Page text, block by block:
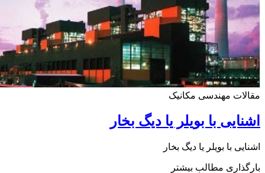
مهندسی مکانیک
با بویلر یا دیگ بخار
با بویلر یا دیگ بخار
مطالب بیشتر